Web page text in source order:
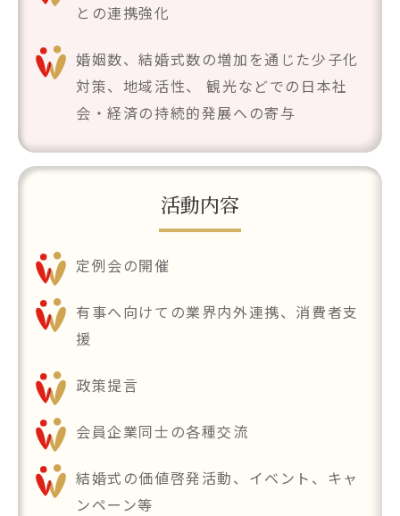
との連携強化
婚姻数、結婚式数の増加を通じた少子化
対策、地域活性、観光などでの日本社
会・経済の持続的発展への寄与
活動内容
定例会の開催
有事へ向けての業界内外連携、消費者支
援
政策提言
会員企業同士の各種交流
結婚式の価値啓発活動、イベント、キャ
ンペーン等